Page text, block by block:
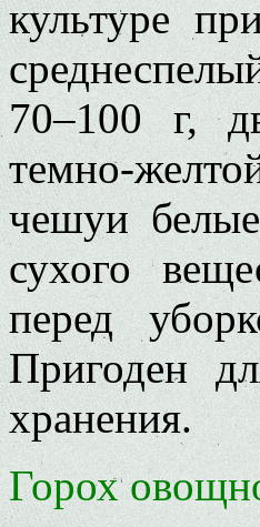
культуре
70–100 г,
темно-
чешуи
сухого
перед
Пригоден
хранения.
Горох